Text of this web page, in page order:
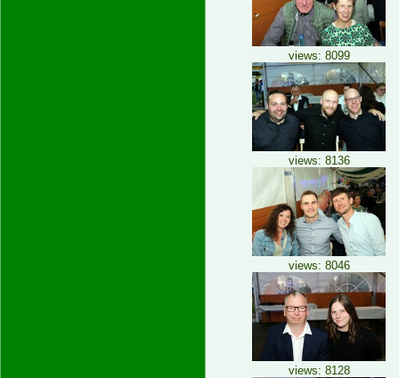
views: 8099
views: 8136
views: 8046
views: 8128